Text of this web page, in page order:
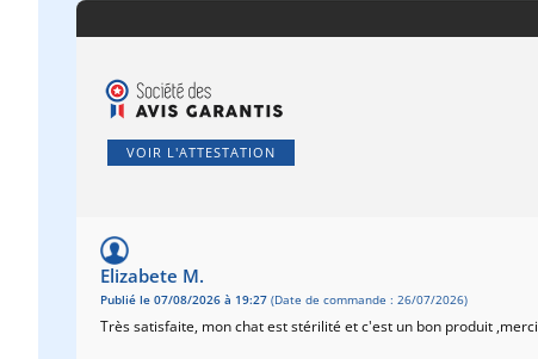
VOIR L'ATTESTATION
Elizabete M.
Publié le 07/08/2026 à 19:27 (Date de commande : 26/07/2026)
Très satisfaite, mon chat est stérilité et c'est un bon produit ,merci